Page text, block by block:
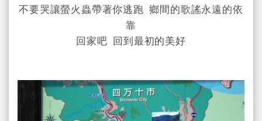
不要哭讓螢火蟲帶著你逃跑 鄉間的歌謠永遠的依
靠
回家吧 回到最初的美好